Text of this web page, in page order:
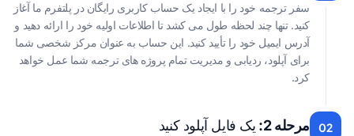
سفر ترجمه خود را با ایجاد یک حساب کاربری رایگان در پلتفرم ما آغاز
کنید. تنها چند لحظه طول می کشد تا اطلاعات اولیه خود را ارائه دهید و
آدرس ایمیل خود را تأیید کنید. این حساب به عنوان مرکز شخصی شما
برای آپلود، ردیابی و مدیریت تمام پروژه های ترجمه شما عمل خواهد
کرد.
02 مرحله 2: یک فایل آپلود کنید